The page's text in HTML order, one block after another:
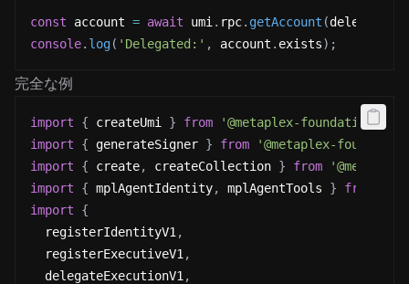
const account = await umi . rpc. getAccount (
console. log( 'Delegated:' , account . exists) ;
完全な例
import { createUmi } from
'@metaplex-foundation/
import
{ generateSigner } from
'@metaplex-
import
{ create, createCollection } from
import
{ mplAgentIdentity, mplAgentTools } from
import
{
  registerIdentityV1
,
  registerExecutiveV1
,
  delegateExecutionV1
,